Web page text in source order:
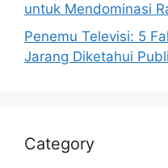
untuk Mendominasi
Penemu Televisi: 5
Jarang Diketahui
Category